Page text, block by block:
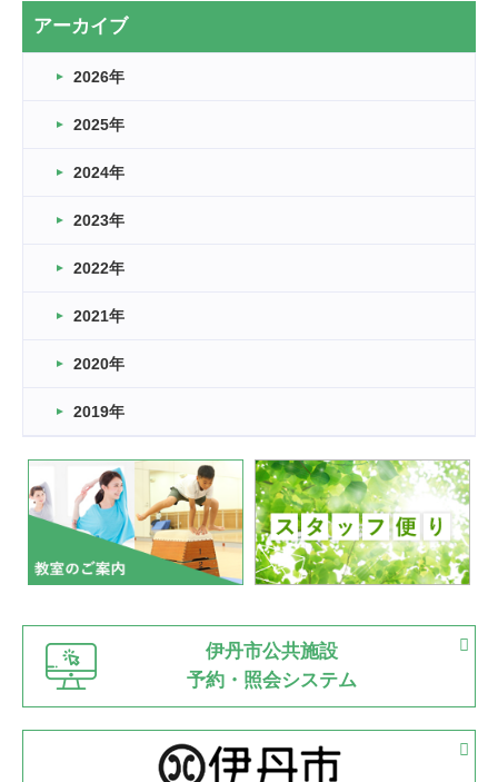
2026.03.20
なぎなた
2026.03.16
車いすバスケとRくんのお話
卒業・卒園の季節★
2026.03.11
緑ケ丘体育館
2022.11.03
緑ケ丘体育館
いたっぼーる大会☆彡
緑ケ丘体育館
2022.07.03
市内総合体育大会が開始
緑ケ丘体育館 猪名川運動広場
古池運動広場
2022.06.12
県知事杯争奪バレーボール大会が開催
緑ケ丘体育館
2022.05.05
体育協会長杯 バドミントン競技の部
アーカイブ
2026年
2025年
2024年
2023年
2022年
2021年
2020年
2019年
伊丹市公共施設
予約・照会システム